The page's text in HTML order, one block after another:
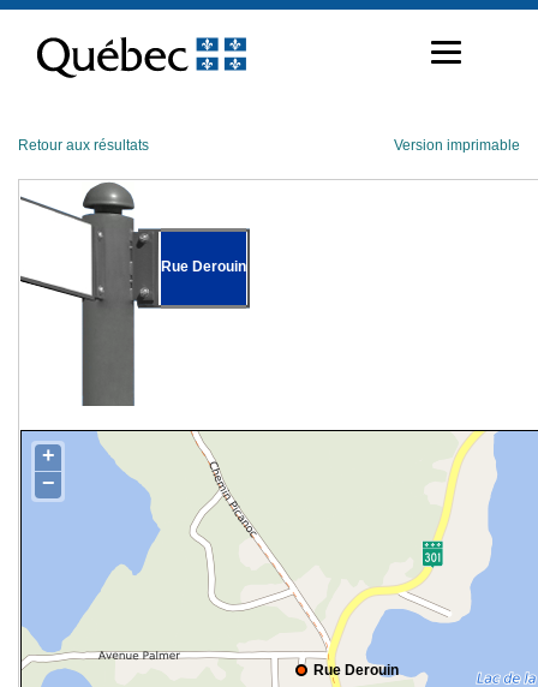
contenu
Retour aux résultats Version imprimable
Rue Derouin
Rue Derouin
+
−